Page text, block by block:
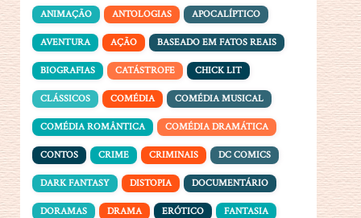
ANIMAÇÃO ANTOLOGIAS APOCALÍPTICO
AVENTURA AÇÃO BASEADO EM FATOS REAIS
BIOGRAFIAS CATÁSTROFE CHICK LIT
CLÁSSICOS COMÉDIA COMÉDIA MUSICAL
COMÉDIA ROMÂNTICA COMÉDIA DRAMÁTICA
CONTOS CRIME CRIMINAIS DC COMICS
DARK FANTASY DISTOPIA DOCUMENTÁRIO
DORAMAS DRAMA ERÓTICO FANTASIA